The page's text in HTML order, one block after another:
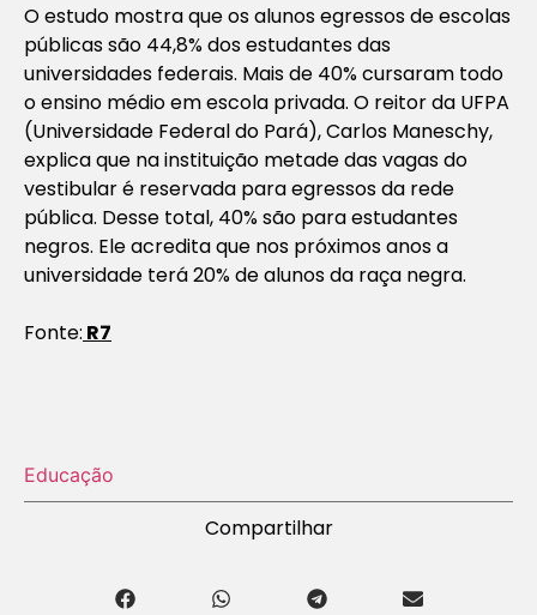
O estudo mostra que os alunos egressos de escolas
públicas são 44,8% dos estudantes das
universidades federais. Mais de 40% cursaram todo
o ensino médio em escola privada. O reitor da UFPA
(Universidade Federal do Pará), Carlos Maneschy,
explica que na instituição metade das vagas do
vestibular é reservada para egressos da rede
pública. Desse total, 40% são para estudantes
negros. Ele acredita que nos próximos anos a
universidade terá 20% de alunos da raça negra.
Fonte: R7
Educação
Compartilhar